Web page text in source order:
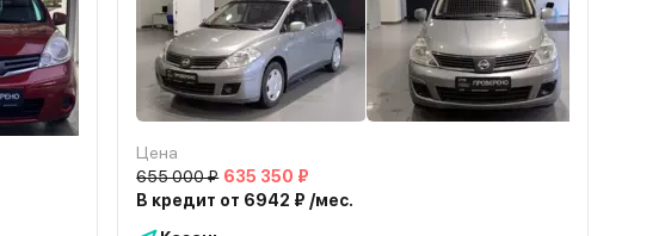
Цена
655 000 ₽ 635 350 ₽
В кредит от 6942 ₽ /мес.